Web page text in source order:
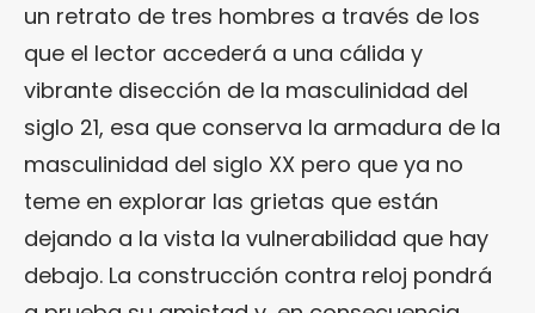
un retrato de tres hombres a través de los
que el lector accederá a una cálida y
vibrante disección de la masculinidad del
siglo 21, esa que conserva la armadura de la
masculinidad del siglo XX pero que ya no
teme en explorar las grietas que están
dejando a la vista la vulnerabilidad que hay
debajo. La construcción contra reloj pondrá